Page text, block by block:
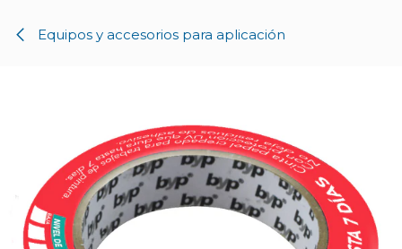
Equipos y accesorios para aplicación